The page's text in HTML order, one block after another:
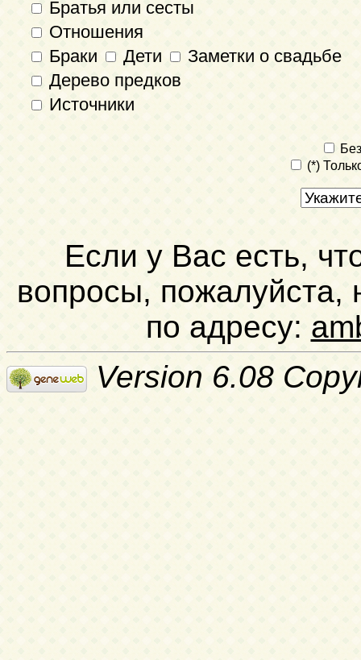
Братья или сесты
Отношения
Браки
Дети
Заметки о свадьбе
Дерево предков
Источники
(*)
Если у Вас есть,
вопросы, пожалуйста,
по адресу:
Version 6.08